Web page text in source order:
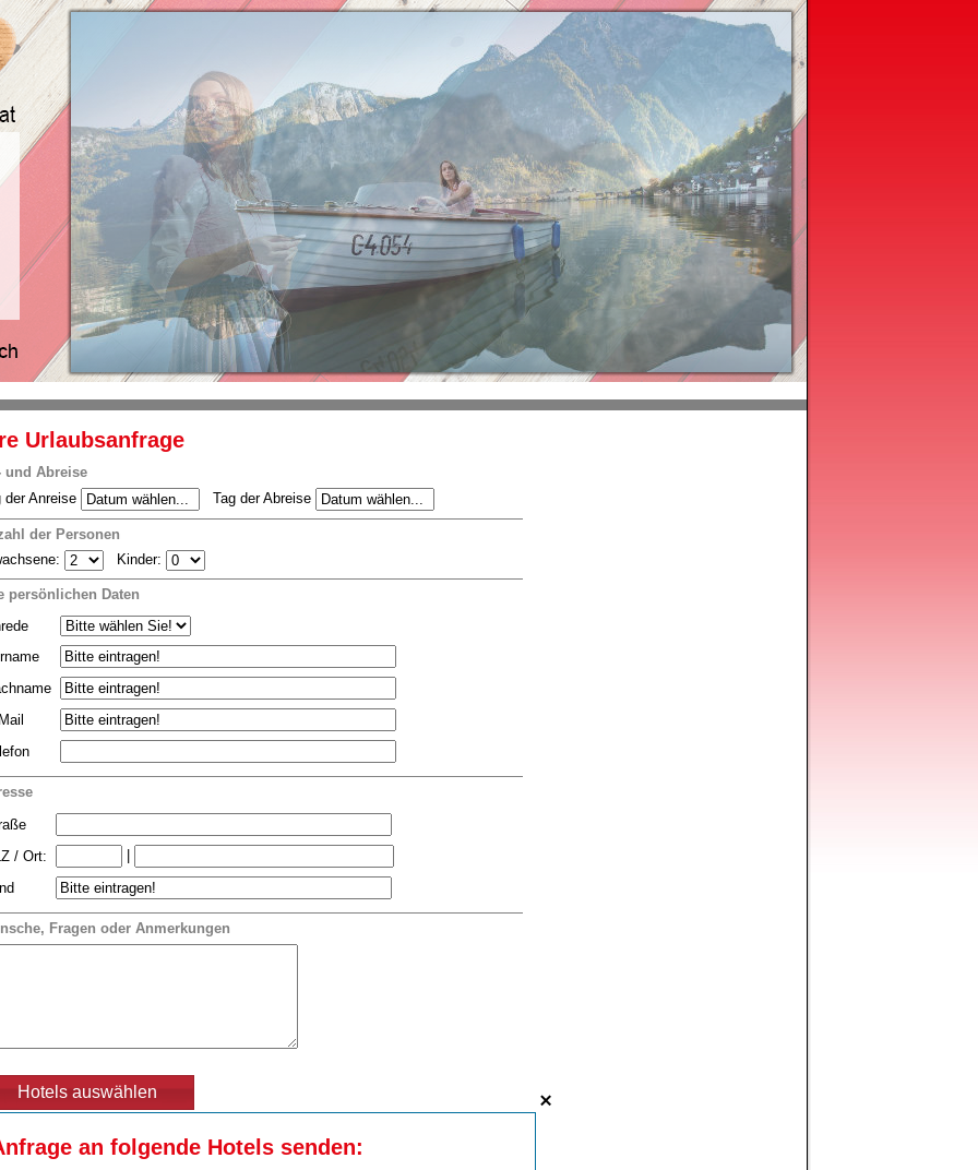
Urlaubsanfrage
und Abreise
der Anreise
Tag der Abreise
der Personen
Kinder:
persönlichen Daten
/ Ort:
Fragen oder Anmerkungen
an folgende Hotels senden: